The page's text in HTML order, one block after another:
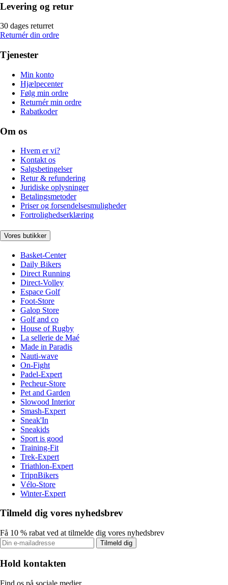
Levering og retur
30 dages returret
Returnér din ordre
Tjenester
Min konto
Hjælpecenter
Følg min ordre
Returnér min ordre
Rabatkoder
Om os
Hvem er vi?
Kontakt os
Salgsbetingelser
Retur & refundering
Juridiske oplysninger
Betalingsmetoder
Priser og forsendelsesmuligheder
Fortrolighedserklæring
Vores butikker
Basket-Center
Daily Bikers
Direct Running
Direct-Volley
Espace Golf
Foot-Store
Galop Store
Golf and co
House of Rugby
La sellerie de Maé
Made in Paradis
Nauti-wave
On-Fight
Padel-Expert
Pecheur-Store
Pet and Garden
Slowood Interior
Smash-Expert
Sneak'In
Sneakids
Sport is good
Training-Fit
Trek-Expert
Triathlon-Expert
TripnBikers
Vélo-Store
Winter-Expert
Tilmeld dig vores nyhedsbrev
Få 10 % rabat ved at tilmelde dig vores nyhedsbrev
Tilmeld dig
Hold kontakten
Find os på sociale medier